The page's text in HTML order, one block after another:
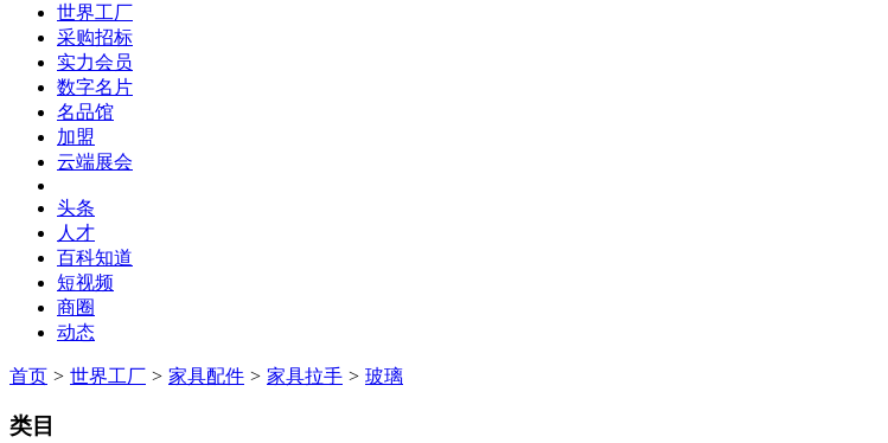
世界工厂
采购招标
实力会员
数字名片
名品馆
加盟
云端展会
头条
人才
百科知道
短视频
商圈
动态
首页 > 世界工厂 > 家具配件 > 家具拉手 > 玻璃
类目